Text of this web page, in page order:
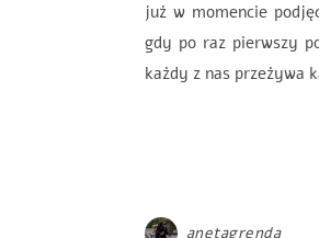
już w momencie
gdy po raz pierwszy
każdy z nas przeżywa
anetagrenda